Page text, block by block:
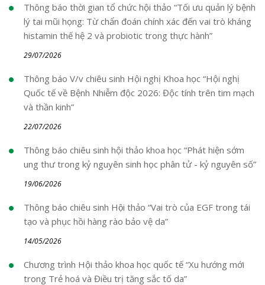
Thông báo thời gian tổ chức hội thảo “Tối ưu quản lý bệnh
lý tai mũi họng: Từ chẩn đoán chính xác đến vai trò kháng
histamin thế hệ 2 và probiotic trong thực hành”
29/07/2026
Thông báo V/v chiêu sinh Hội nghị Khoa học “Hội nghị
Quốc tế về Bệnh Nhiễm độc 2026: Độc tính trên tim mạch
và thần kinh”
22/07/2026
Thông báo chiêu sinh hội thảo khoa học “Phát hiện sớm
ung thư trong kỷ nguyên sinh học phân tử - kỷ nguyên số”
19/06/2026
Thông báo chiêu sinh Hội thảo “Vai trò của EGF trong tái
tạo và phục hồi hàng rào bảo vệ da”
14/05/2026
Chương trình Hội thảo khoa học quốc tế “Xu hướng mới
trong Trẻ hoá và Điều trị tăng sắc tố da”